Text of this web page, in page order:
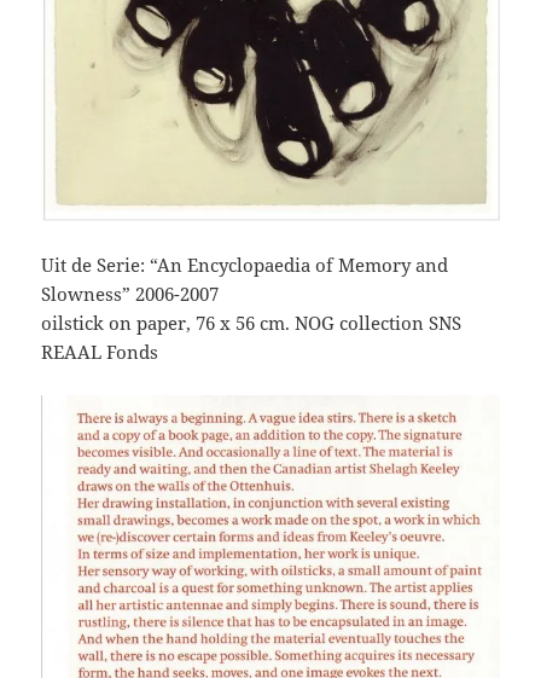
Uit de Serie: “An Encyclopaedia of Memory and
Slowness” 2006-2007
oilstick on paper, 76 x 56 cm. NOG collection SNS
REAAL Fonds